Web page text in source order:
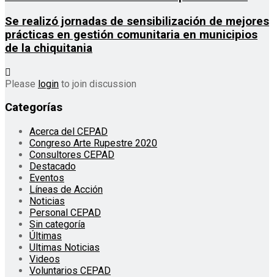
Se realizó jornadas de sensibilización de mejores
prácticas en gestión comunitaria en municipios
de la chiquitania
Please login to join discussion
Categorías
Acerca del CEPAD
Congreso Arte Rupestre 2020
Consultores CEPAD
Destacado
Eventos
Líneas de Acción
Noticias
Personal CEPAD
Sin categoría
Últimas
Ultimas Noticias
Videos
Voluntarios CEPAD